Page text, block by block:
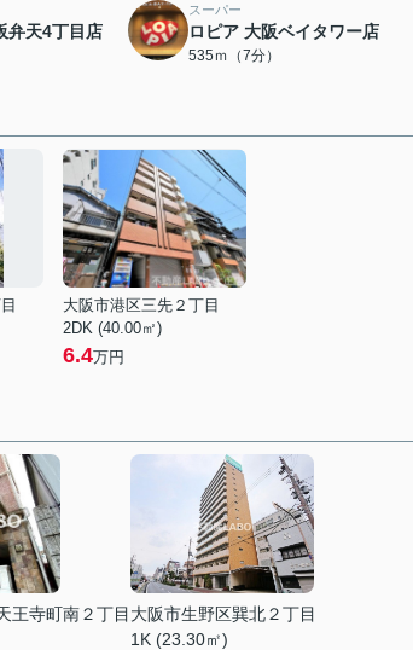
弁天4丁目店
スーパー
ロピア 大阪ベイタワー店
535ｍ（7分）
大阪市港区三先２丁目
2DK (40.00㎡)
6.4万円
王寺町南２丁目 大阪市生野区巽北２丁目
1K (23.30㎡)